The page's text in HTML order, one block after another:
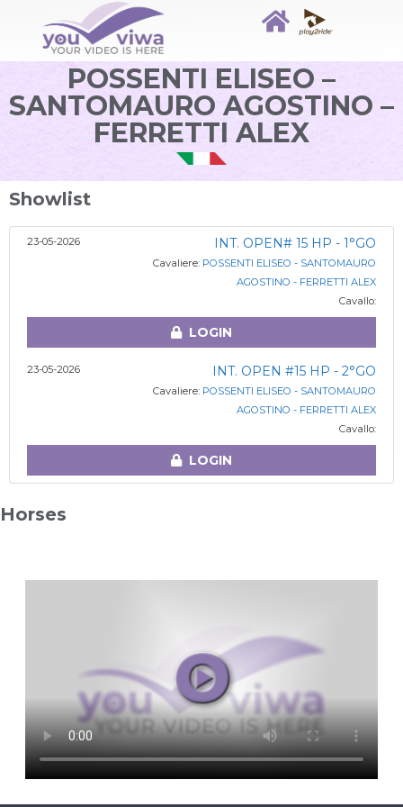
POSSENTI ELISEO –
SANTOMAURO AGOSTINO –
FERRETTI ALEX
Showlist
23-05-2026 INT. OPEN# 15 HP - 1°GO
Cavaliere: POSSENTI ELISEO - SANTOMAURO
AGOSTINO - FERRETTI ALEX
Cavallo:
LOGIN
23-05-2026 INT. OPEN #15 HP - 2°GO
Cavaliere: POSSENTI ELISEO - SANTOMAURO
AGOSTINO - FERRETTI ALEX
Cavallo:
LOGIN
Horses